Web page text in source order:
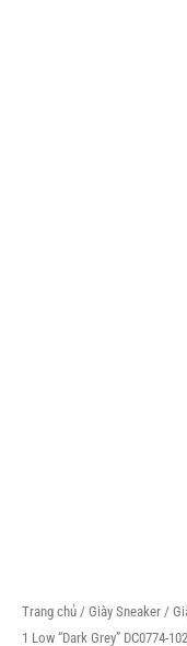
Trang chủ / Giày Sneaker /
1 Low “Dark Grey” DC0774-102